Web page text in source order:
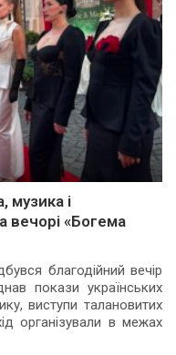
музика і
вечорі «Богема
благодійний вечір
покази українських
виступи талановитих
організували в межах